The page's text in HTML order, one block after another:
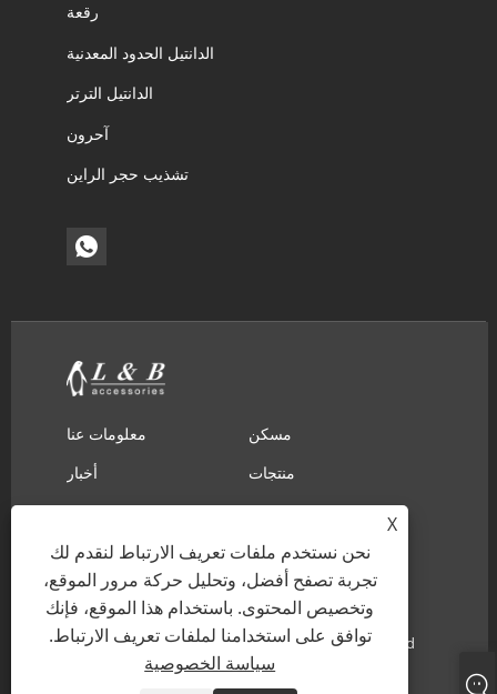
رقعة
الدانتيل الحدود المعدنية
الدانتيل الترتر
آحرون
تشذيب حجر الراين
مسكن
معلومات عنا
منتجات
أخبار
تحميل
إرسال استفسار
اتصل بنا
حقوق الطبع والنشر © 2022 Ningbo L & B Import &
Export Co. ، Ltd - الدانتيل التطريز ، الدانتيل القطن ، طوق
الدانتيل - جميع الحقوق محفوظة.
X
نحن نستخدم ملفات تعريف الارتباط لنقدم لك
تجربة تصفح أفضل، وتحليل حركة مرور الموقع،
وتخصيص المحتوى. باستخدام هذا الموقع، فإنك
توافق على استخدامنا لملفات تعريف الارتباط.
سياسة الخصوصية